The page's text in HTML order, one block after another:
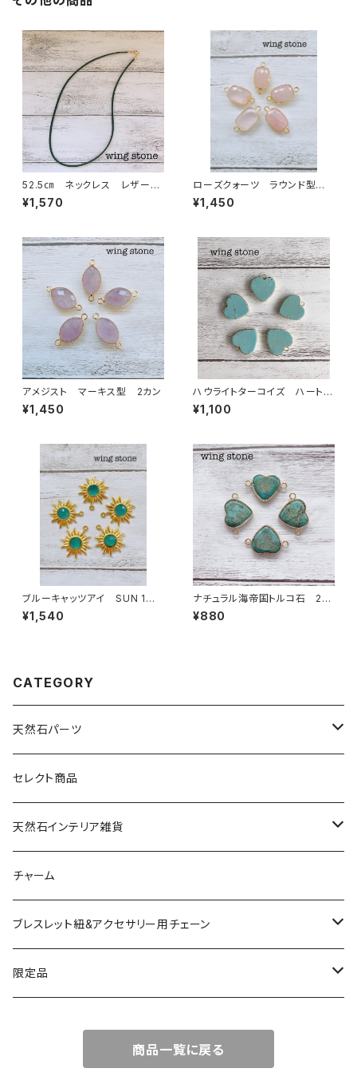
52.5㎝ ネックレス レザー
紐 ブラック
¥1,570
ローズクォーツ ラウンド型 2
カン
¥1,450
アメジスト マーキス型 2カン
¥1,450
ハウライトターコイズ ハート形
（１カン）ゴールド
¥1,100
ブルーキャッツアイ SUN 1カ
ン
¥1,540
ナチュラル海帝国トルコ石 2カ
ン ブルー（ハート型）
¥880
CATEGORY
天然石パーツ
天然石
ドゥルージー
ソーラークォーツ
コッパー
アゲート
セレクト商品
天然石インテリア雑貨
天然石スライスコースター
天然石キャンドルホルダー
チャーム
ブレスレット紐&アクセサリー用チェーン
ネックレスチェーン
ブレスレット紐
限定品
summer Box
商品一覧に戻る